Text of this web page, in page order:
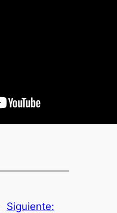
Siguiente: